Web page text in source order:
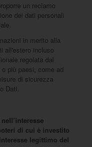
un reclamo
dei dati personali
in merito alla
all'estero incluso
regolata dal
più paesi, come ad
di sicurezza
Dati.
di cui è investito
legittimo del